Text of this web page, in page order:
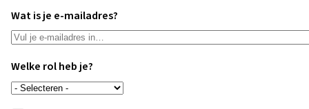
Wat is je e-mailadres?
Welke rol heb je?